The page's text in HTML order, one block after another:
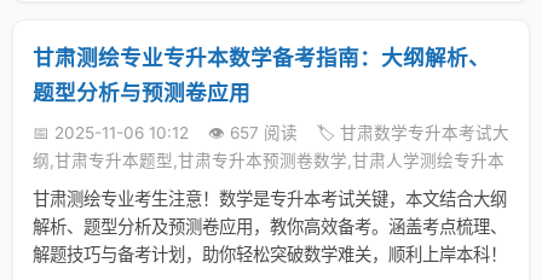
甘肃测绘专业专升本数学备考指南：大纲解析、
题型分析与预测卷应用
📅 2025-11-06 10:12 👁️ 657 阅读
🏷️ 甘肃数学专升本考试大
纲,甘肃专升本题型,甘肃专升本预测卷数学,甘肃人学测绘专升本
甘肃测绘专业考生注意！数学是专升本考试关键，本文结合大纲
解析、题型分析及预测卷应用，教你高效备考。涵盖考点梳理、
解题技巧与备考计划，助你轻松突破数学难关，顺利上岸本科！